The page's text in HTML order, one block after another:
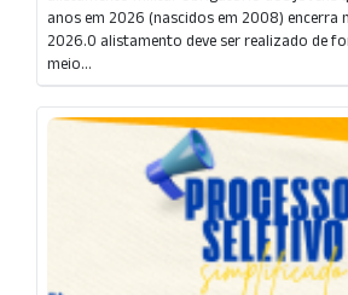
anos em 2026 (nascidos em 2008) encerra
2026.O alistamento deve ser realizado de
meio...